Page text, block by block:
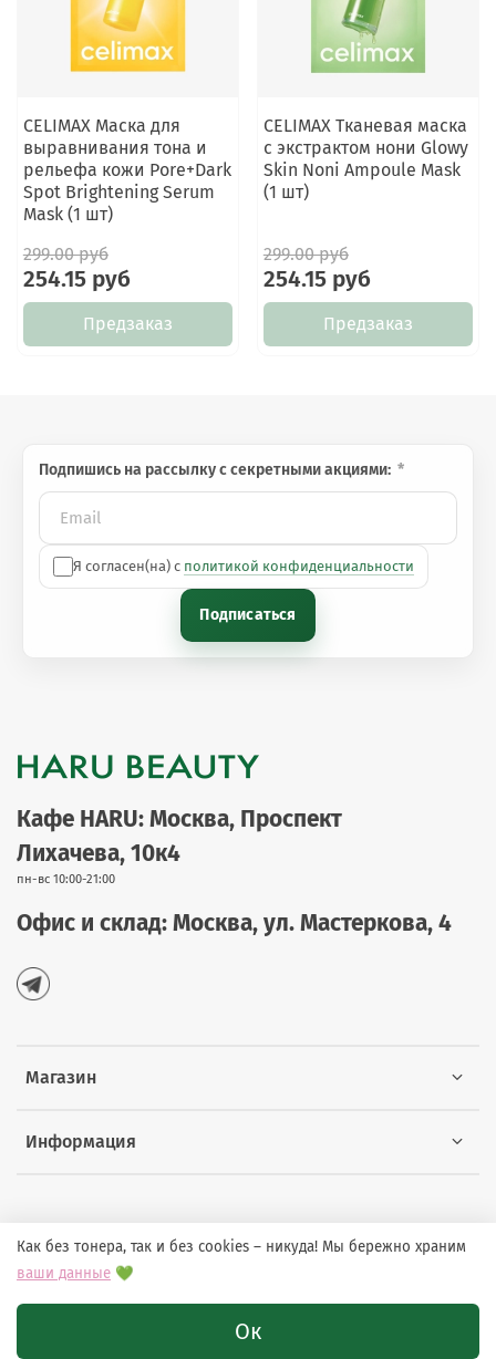
CELIMAX Маска для
выравнивания тона и
рельефа кожи Pore+Dark
Spot Brightening Serum
Mask (1 шт)
299.00 руб
254.15 руб
Предзаказ
CELIMAX Тканевая маска
с экстрактом нони Glowy
Skin Noni Ampoule Mask
(1 шт)
299.00 руб
254.15 руб
Предзаказ
Подпишись на рассылку с секретными акциями:
Я согласен(на) с политикой конфиденциальности
Подписаться
Магазин
Информация
Кафе HARU: Москва, Проспект
Лихачева, 10к4
пн-вс 10:00-21:00
Офис и склад: Москва, ул. Мастеркова, 4
© 2026 Любое использование контента без письменного
Политика конфиденциальности
Как без тонера, так и без cookies – никуда! Мы бережно храним
ваши данные 💚
Ок